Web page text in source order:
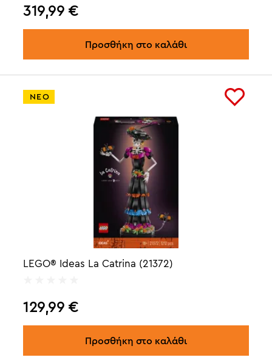
319,99 €
Προσθήκη στο καλάθι
ΝΕΟ
LEGO® Ideas La Catrina (21372)
129,99 €
Προσθήκη στο καλάθι